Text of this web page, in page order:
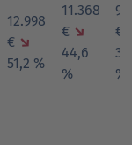
12.998
€ ↘
51,2 %
11.368
€ ↘
44,6
%
€
%